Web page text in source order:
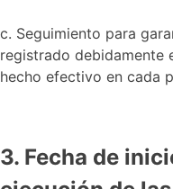
c. Seguimiento para
registrado debidamente
hecho efectivo en cada
3. Fecha de